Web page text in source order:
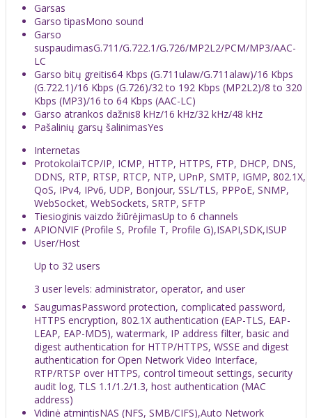
Garsas
Garso tipasMono sound
Garso
suspaudimasG.711/G.722.1/G.726/MP2L2/PCM/MP3/AAC-
LC
Garso bitų greitis64 Kbps (G.711ulaw/G.711alaw)/16 Kbps
(G.722.1)/16 Kbps (G.726)/32 to 192 Kbps (MP2L2)/8 to 320
Kbps (MP3)/16 to 64 Kbps (AAC-LC)
Garso atrankos dažnis8 kHz/16 kHz/32 kHz/48 kHz
Pašalinių garsų šalinimasYes
Internetas
ProtokolaiTCP/IP, ICMP, HTTP, HTTPS, FTP, DHCP, DNS,
DDNS, RTP, RTSP, RTCP, NTP, UPnP, SMTP, IGMP, 802.1X,
QoS, IPv4, IPv6, UDP, Bonjour, SSL/TLS, PPPoE, SNMP,
WebSocket, WebSockets, SRTP, SFTP
Tiesioginis vaizdo žiūrėjimasUp to 6 channels
APIONVIF (Profile S, Profile T, Profile G),ISAPI,SDK,ISUP
User/Host
Up to 32 users
3 user levels: administrator, operator, and user
SaugumasPassword protection, complicated password,
HTTPS encryption, 802.1X authentication (EAP-TLS, EAP-
LEAP, EAP-MD5), watermark, IP address filter, basic and
digest authentication for HTTP/HTTPS, WSSE and digest
authentication for Open Network Video Interface,
RTP/RTSP over HTTPS, control timeout settings, security
audit log, TLS 1.1/1.2/1.3, host authentication (MAC
address)
Vidinė atmintisNAS (NFS, SMB/CIFS),Auto Network